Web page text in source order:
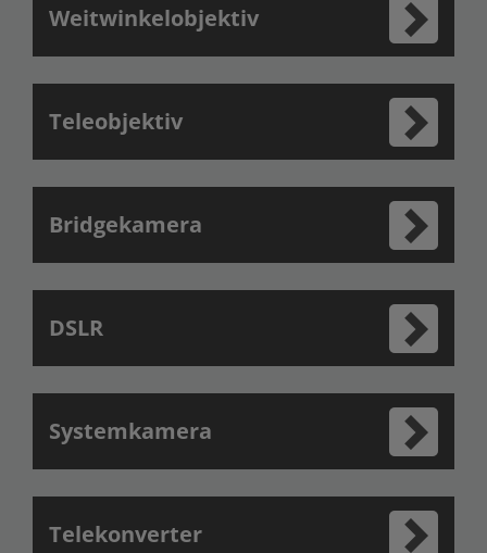
Weitwinkelobjektiv
Teleobjektiv
Bridgekamera
DSLR
Systemkamera
Telekonverter